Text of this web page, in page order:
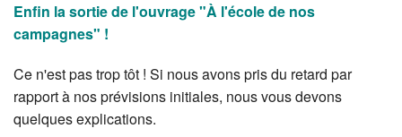
Enfin la sortie de l'ouvrage "À l'école de nos
campagnes" !
Ce n'est pas trop tôt ! Si nous avons pris du retard par
rapport à nos prévisions initiales, nous vous devons
quelques explications.